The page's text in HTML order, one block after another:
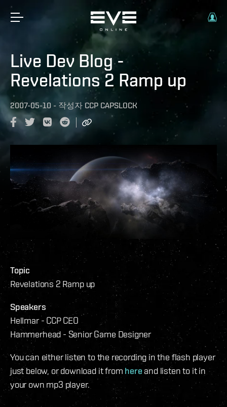
Live Dev Blog -
Revelations 2 Ramp up
2007-05-10 - 작성자 CCP CAPSLOCK
Topic
Revelations 2 Ramp up
Speakers
Hellmar - CCP CEO
Hammerhead - Senior Game Designer
You can either listen to the recording in the flash player
just below, or download it from here and listen to it in
your own mp3 player.